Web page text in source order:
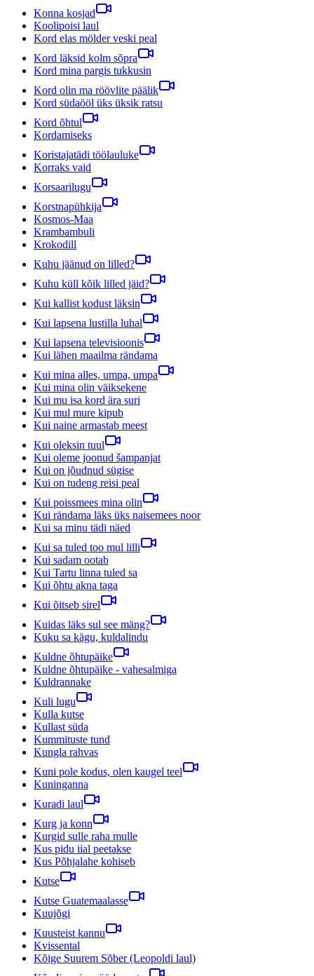
Konna kosjad
Koolipoisi laul
Kord elas mölder veski peal
Kord läksid kolm sõpra
Kord mina pargis tukkusin
Kord olin ma röövlite päälik
Kord südaööl üks üksik ratsu
Kord õhtul
Kordamiseks
Koristajatädi töölauluke
Korraks vaid
Korsaarilugu
Korstnapühkija
Kosmos-Maa
Krambambuli
Krokodill
Kuhu jäänud on lilled?
Kuhu küll kõik lilled jäid?
Kui kallist kodust läksin
Kui lapsena lustilla luhal
Kui lapsena televisioonis
Kui lähen maailma rändama
Kui mina alles, umpa, umpa
Kui mina olin väiksekene
Kui mu isa kord ära suri
Kui mul mure kipub
Kui naine armastab meest
Kui oleksin tuul
Kui oleme joonud šampanjat
Kui on jõudnud sügise
Kui on tudeng reisi peal
Kui poissmees mina olin
Kui rändama läks üks naisemees noor
Kui sa minu tädi näed
Kui sa tuled too mul lilli
Kui sadam ootab
Kui Tartu linna tuled sa
Kui õhtu akna taga
Kui õitseb sirel
Kuidas läks sul see mäng?
Kuku sa kägu, kuldalindu
Kuldne õhtupäike
Kuldne õhtupäike - vahesalmiga
Kuldrannake
Kuli lugu
Kulla kutse
Kullast süda
Kummituste tund
Kungla rahvas
Kuni pole kodus, olen kaugel teel
Kuninganna
Kuradi laul
Kurg ja konn
Kurgid sulle raha mulle
Kus pidu iial peetakse
Kus Põhjalahe kohiseb
Kutse
Kutse Guatemaalasse
Kuujõgi
Kuusteist kannu
Kvissental
Kõige Suurem Sõber (Leopoldi laul)